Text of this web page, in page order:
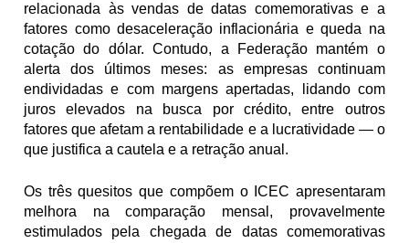
relacionada às vendas de datas comemorativas e a
fatores como desaceleração inflacionária e queda na
cotação do dólar. Contudo, a Federação mantém o
alerta dos últimos meses: as empresas continuam
endividadas e com margens apertadas, lidando com
juros elevados na busca por crédito, entre outros
fatores que afetam a rentabilidade e a lucratividade — o
que justifica a cautela e a retração anual.
Os três quesitos que compõem o ICEC apresentaram
melhora na comparação mensal, provavelmente
estimulados pela chegada de datas comemorativas